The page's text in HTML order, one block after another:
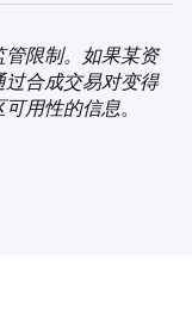
整个订单将执行。
单始终收取吃单
于原生订单簿稀薄
。然而，对于具有
订单簿可能提供比
200 美元的最
SOL 来资助购买。
0.001 SOL 的有效
您购买 1,000
限制。如果某资
合成交易对变得
可用性的信息。